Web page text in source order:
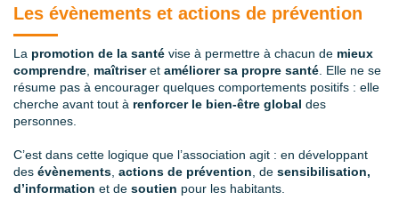
Les évènements et actions de prévention
La promotion de la santé vise à permettre à chacun de mieux
comprendre maîtriseret améliorer sa propre santé . Elle ne se
résume pas à encourager quelques comportements positifs : elle
cherche avant tout à renforcer le bien‑être global des
personnes.
C’est dans cette logique que l’association agit : en développant
des évènements actions de prévention , de sensibilisation,
d’information et de soutien pour les habitants.